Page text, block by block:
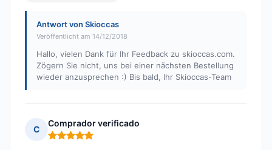
Antwort von Skioccas
Veröffentlicht am 14/12/2018
Hallo, vielen Dank für Ihr Feedback zu skioccas.com.
Zögern Sie nicht, uns bei einer nächsten Bestellung
wieder anzusprechen :) Bis bald, Ihr Skioccas-Team
C
Comprador verificado
Hinweis: 5 von 5